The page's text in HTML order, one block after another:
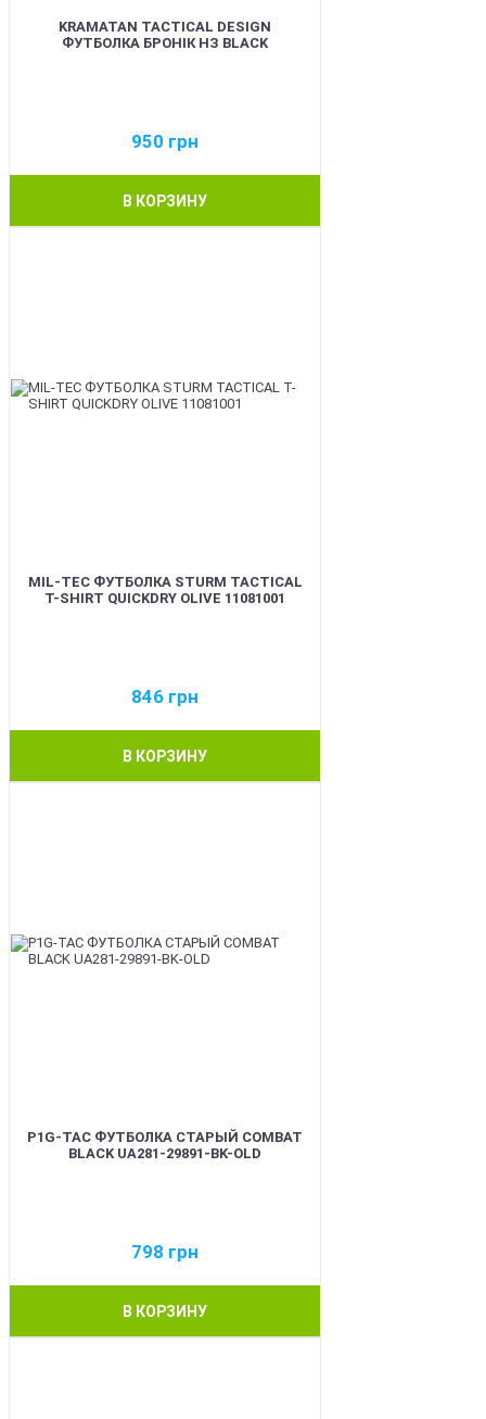
KRAMATAN TACTICAL DESIGN
ФУТБОЛКА БРОНІК НЗ BLACK
950 грн
В КОРЗИНУ
MIL-TEC ФУТБОЛКА STURM TACTICAL
T-SHIRT QUICKDRY OLIVE 11081001
846 грн
В КОРЗИНУ
P1G-TAC ФУТБОЛКА СТАРЫЙ COMBAT
BLACK UA281-29891-BK-OLD
798 грн
В КОРЗИНУ